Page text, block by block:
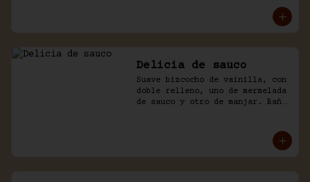
Delicia de sauco
Suave bizcocho de vainilla, con
doble relleno, uno de mermelada
de sauco y otro de manjar. Baño